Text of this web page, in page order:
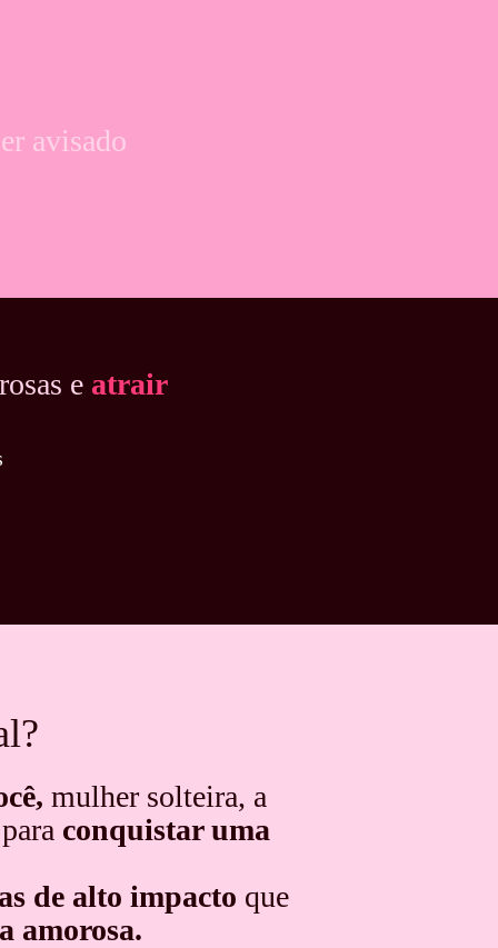
avisado
e atrair
mulher solteira, a
conquistar uma
de alto impacto que
amorosa.